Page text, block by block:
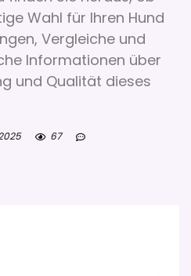
Wahl für Ihren Hund
Vergleiche und
Informationen über
und Qualität dieses
67